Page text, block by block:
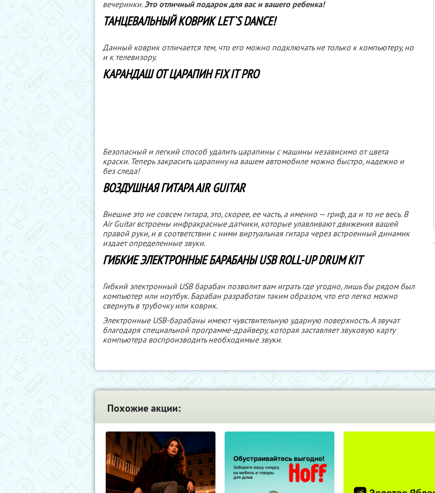
вечеринки.Это отличный подарок для вас и вашего ребенка!
ТАНЦЕВАЛЬНЫЙ КОВРИК LET`S DANCE!
Данный коврик отличается тем, что его можно подключать не только к компьютеру, но
и к телевизору.
КАРАНДАШ ОТ ЦАРАПИН FIX IT PRO
Безопасный и легкий способ удалить царапины с машины независимо от цвета
краски. Теперь закрасить царапину на вашем автомобиле можно быстро, надежно и
без следа!
ВОЗДУШНАЯ ГИТАРА AIR GUITAR
Внешне это не совсем гитара, это, скорее, ее часть, а именно — гриф, да и то не весь. В
Air Guitar встроены инфракрасные датчики, которые улавливают движения вашей
правой руки, и в соответствии с ними виртуальная гитара через встроенный динамик
издает определенные звуки.
ГИБКИЕ ЭЛЕКТРОННЫЕ БАРАБАНЫ USB ROLL-UP DRUM KIT
Гибкий электронный USB барабан позволит вам играть где угодно, лишь бы рядом был
компьютер или ноутбук. Барабан разработан таким образом, что его легко можно
свернуть в трубочку или коврик.
Электронные USB-барабаны имеют чувствительную ударную поверхность. А звучат
благодаря специальной программе-драйверу, которая заставляет звуковую карту
компьютера воспроизводить необходимые звуки.
Похожие акции: